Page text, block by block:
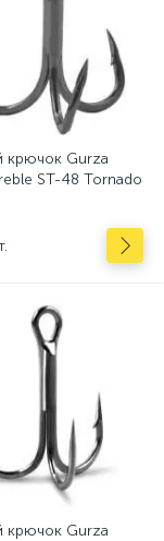
крючок Gurza
ST-48 Tornado
крючок Gurza